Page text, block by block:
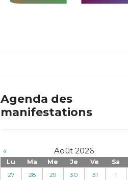
Agenda des
manifestations
« Août 2026
Lu Ma Me Je Ve Sa
27
28 29 30 31 1